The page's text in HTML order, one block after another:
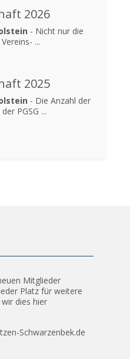
2026
- Nicht nur die
...
2025
- Die Anzahl der
PGSG ...
Mitglieder
Platz für weitere
dies hier
Schwarzenbek.de